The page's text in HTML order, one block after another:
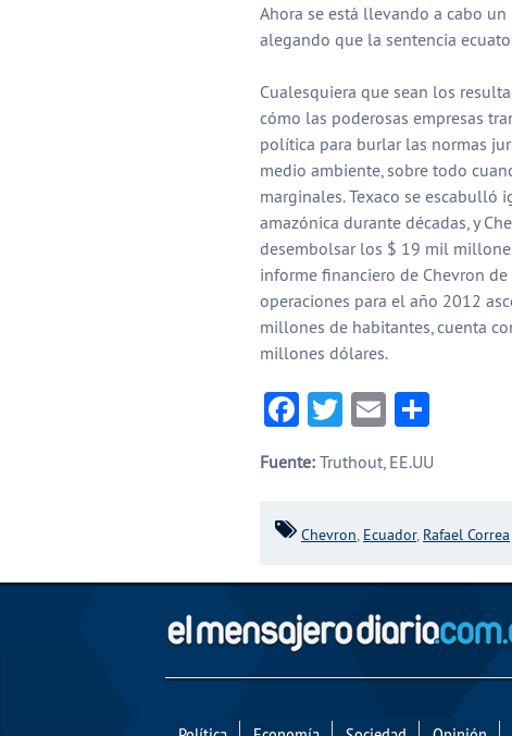
Ahora se está llevando a cabo
alegando que la sentencia
Cualesquiera que sean los
cómo las poderosas empresas
política para burlar las normas
medio ambiente, sobre todo
marginales. Texaco se escabulló
amazónica durante décadas, y
desembolsar los $ 19 mil
informe financiero de Chevron
operaciones para el año 2012
millones de habitantes, cuenta
millones dólares.
Facebook
Twitter
Email
Fuente:Truthout, EE.UU
Chevron, Ecuador, Rafael Correa